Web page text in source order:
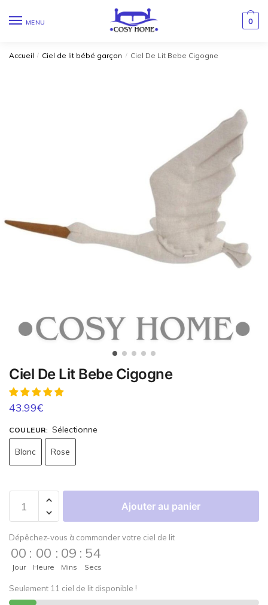
MENU 0
Accueil / Ciel de lit bébé garçon / Ciel De Lit Bebe Cigogne
Ciel De Lit Bebe Cigogne
43.99€
COULEUR: Sélectionne
Blanc Rose
Ajouter au panier
Dépêchez-vous à commander votre ciel de lit
00
Jour
: 00
Heure
: 09
Mins
: 54
Secs
Seulement 11 ciel de lit disponible !